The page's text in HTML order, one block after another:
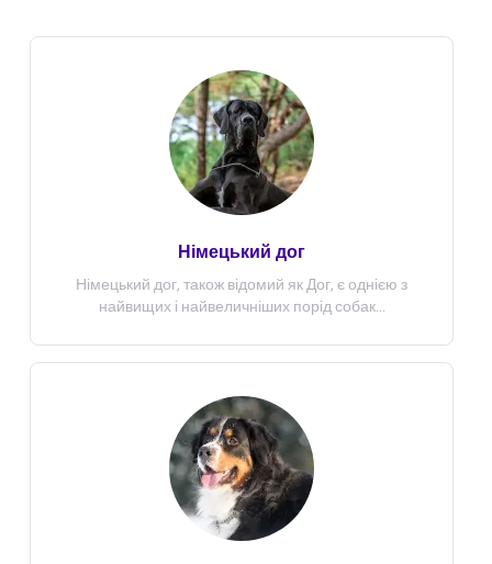
Німецький дог
Німецький дог, також відомий як Дог, є однією з
найвищих і найвеличніших порід собак...